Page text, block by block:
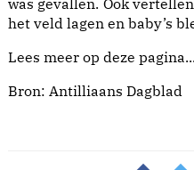
was gevallen. Ook
het veld lagen en baby’s
Lees meer op deze pagina...
Bron: Antilliaans Dagblad